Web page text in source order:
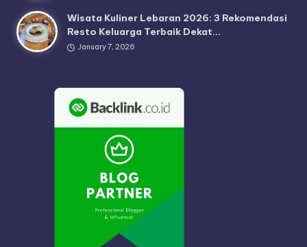
Wisata Kuliner Lebaran 2026: 3 Rekomendasi
Resto Keluarga Terbaik Dekat…
January 7, 2026